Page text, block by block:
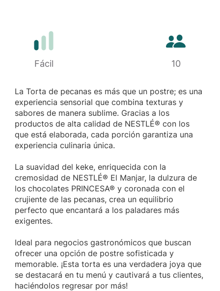
Dificultad
Fácil
Cantidad
10
La Torta de pecanas es más que un postre; es una
experiencia sensorial que combina texturas y
sabores de manera sublime. Gracias a los
productos de alta calidad de NESTLÉ® con los
que está elaborada, cada porción garantiza una
experiencia culinaria única.
La suavidad del keke, enriquecida con la
cremosidad de NESTLÉ® El Manjar, la dulzura de
los chocolates PRINCESA® y coronada con el
crujiente de las pecanas, crea un equilibrio
perfecto que encantará a los paladares más
exigentes.
Ideal para negocios gastronómicos que buscan
ofrecer una opción de postre sofisticada y
memorable. ¡Esta torta es una verdadera joya que
se destacará en tu menú y cautivará a tus clientes,
haciéndolos regresar por más!